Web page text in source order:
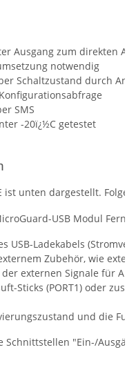
Ausgang zum direkten
notwendig
Schaltzustand durch
SMS
-20ï¿½C getestet
ist unten dargestellt.
USB-Ladekabels
Zubehör, wie
externen Signale für
Sticks (PORT1) oder
und die
Schnittstellen "Ein-/